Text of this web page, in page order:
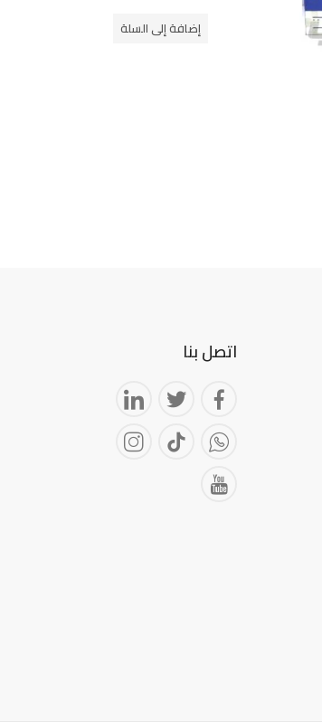
إضافة إلى السلة
اتصل بنا